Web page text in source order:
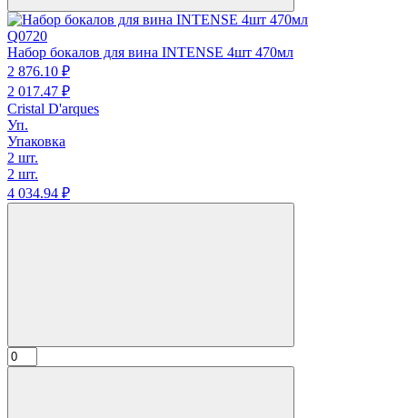
Q0720
Набор бокалов для вина INTENSE 4шт 470мл
2 876.10 ₽
2 017.47 ₽
Cristal D'arques
Уп.
Упаковка
2 шт.
2 шт.
4 034.94 ₽